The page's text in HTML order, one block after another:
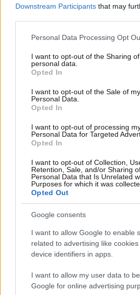
Downstream Participants that may
Please note that this website/app
not limited to your visit or usage
grant or deny consent to Google and
use your data for below specified
consent section.
Personal Data Processing Opt
I want to opt-out of the Sharing
personal data.
Opted In
I want to opt-out of the Sale of my
Personal Data.
Opted In
I want to opt-out of processing
Personal Data for Targeted
Opted In
I want to opt-out of Collection,
Retention, Sale, and/or Sharing
Personal Data that Is Unrelated
Purposes for which it was
Opted Out
Google consents
I want to allow Google to enable
related to advertising like
device identifiers in apps.
I want to allow my user data to
Google for online advertising
Δεν πάει Σάντερλαντ ο Σκόκο